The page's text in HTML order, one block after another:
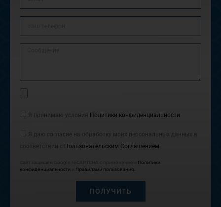
СогласиеЯ принимаю условия Политики конфиденциальности
Согласие
Пользовательским Соглашением
Политики
конфиденциальности
Правилами пользования.
ПОЛУЧИТЬ